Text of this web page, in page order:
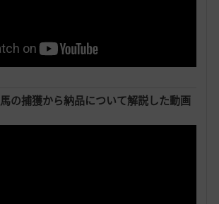
馬の捕獲から納品について解説した動画